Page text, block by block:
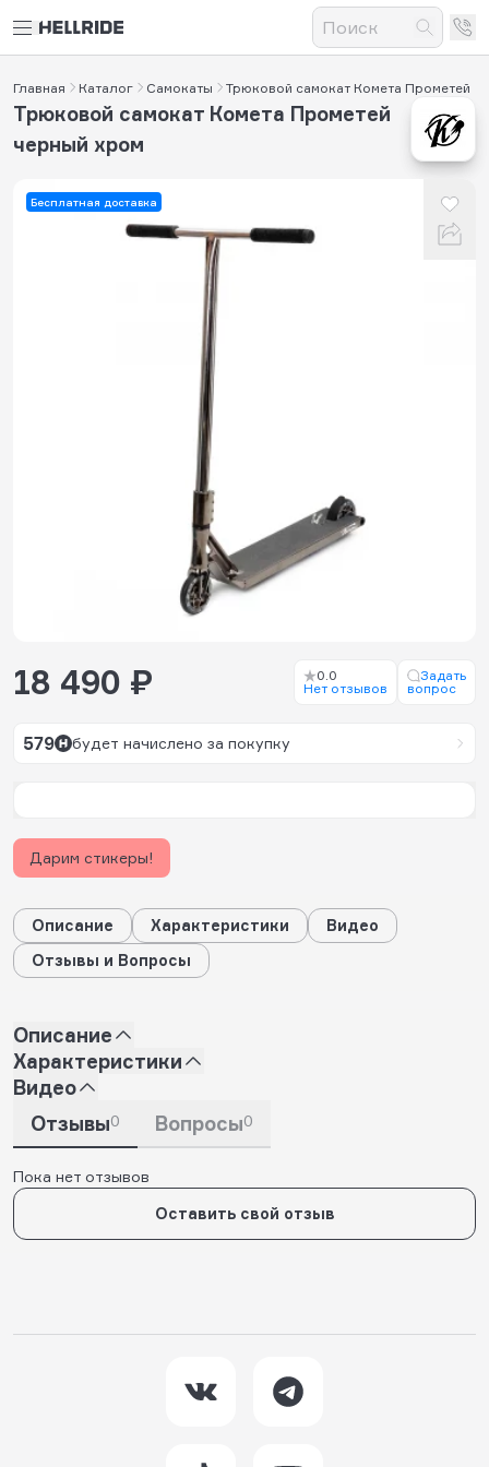
Главная Каталог Самокаты Трюковой самокат Комета Прометей
Бесплатная доставка
Трюковой самокат Комета Прометей
черный хром
18 490 ₽
0.0
Нет отзывов
Задать
вопрос
579 будет начислено за покупку
Дарим стикеры!
Описание Характеристики
Видео
Отзывы и Вопросы
Описание
Характеристики
Видео
Отзывы0 Вопросы0
Пока нет отзывов
Оставить свой отзыв